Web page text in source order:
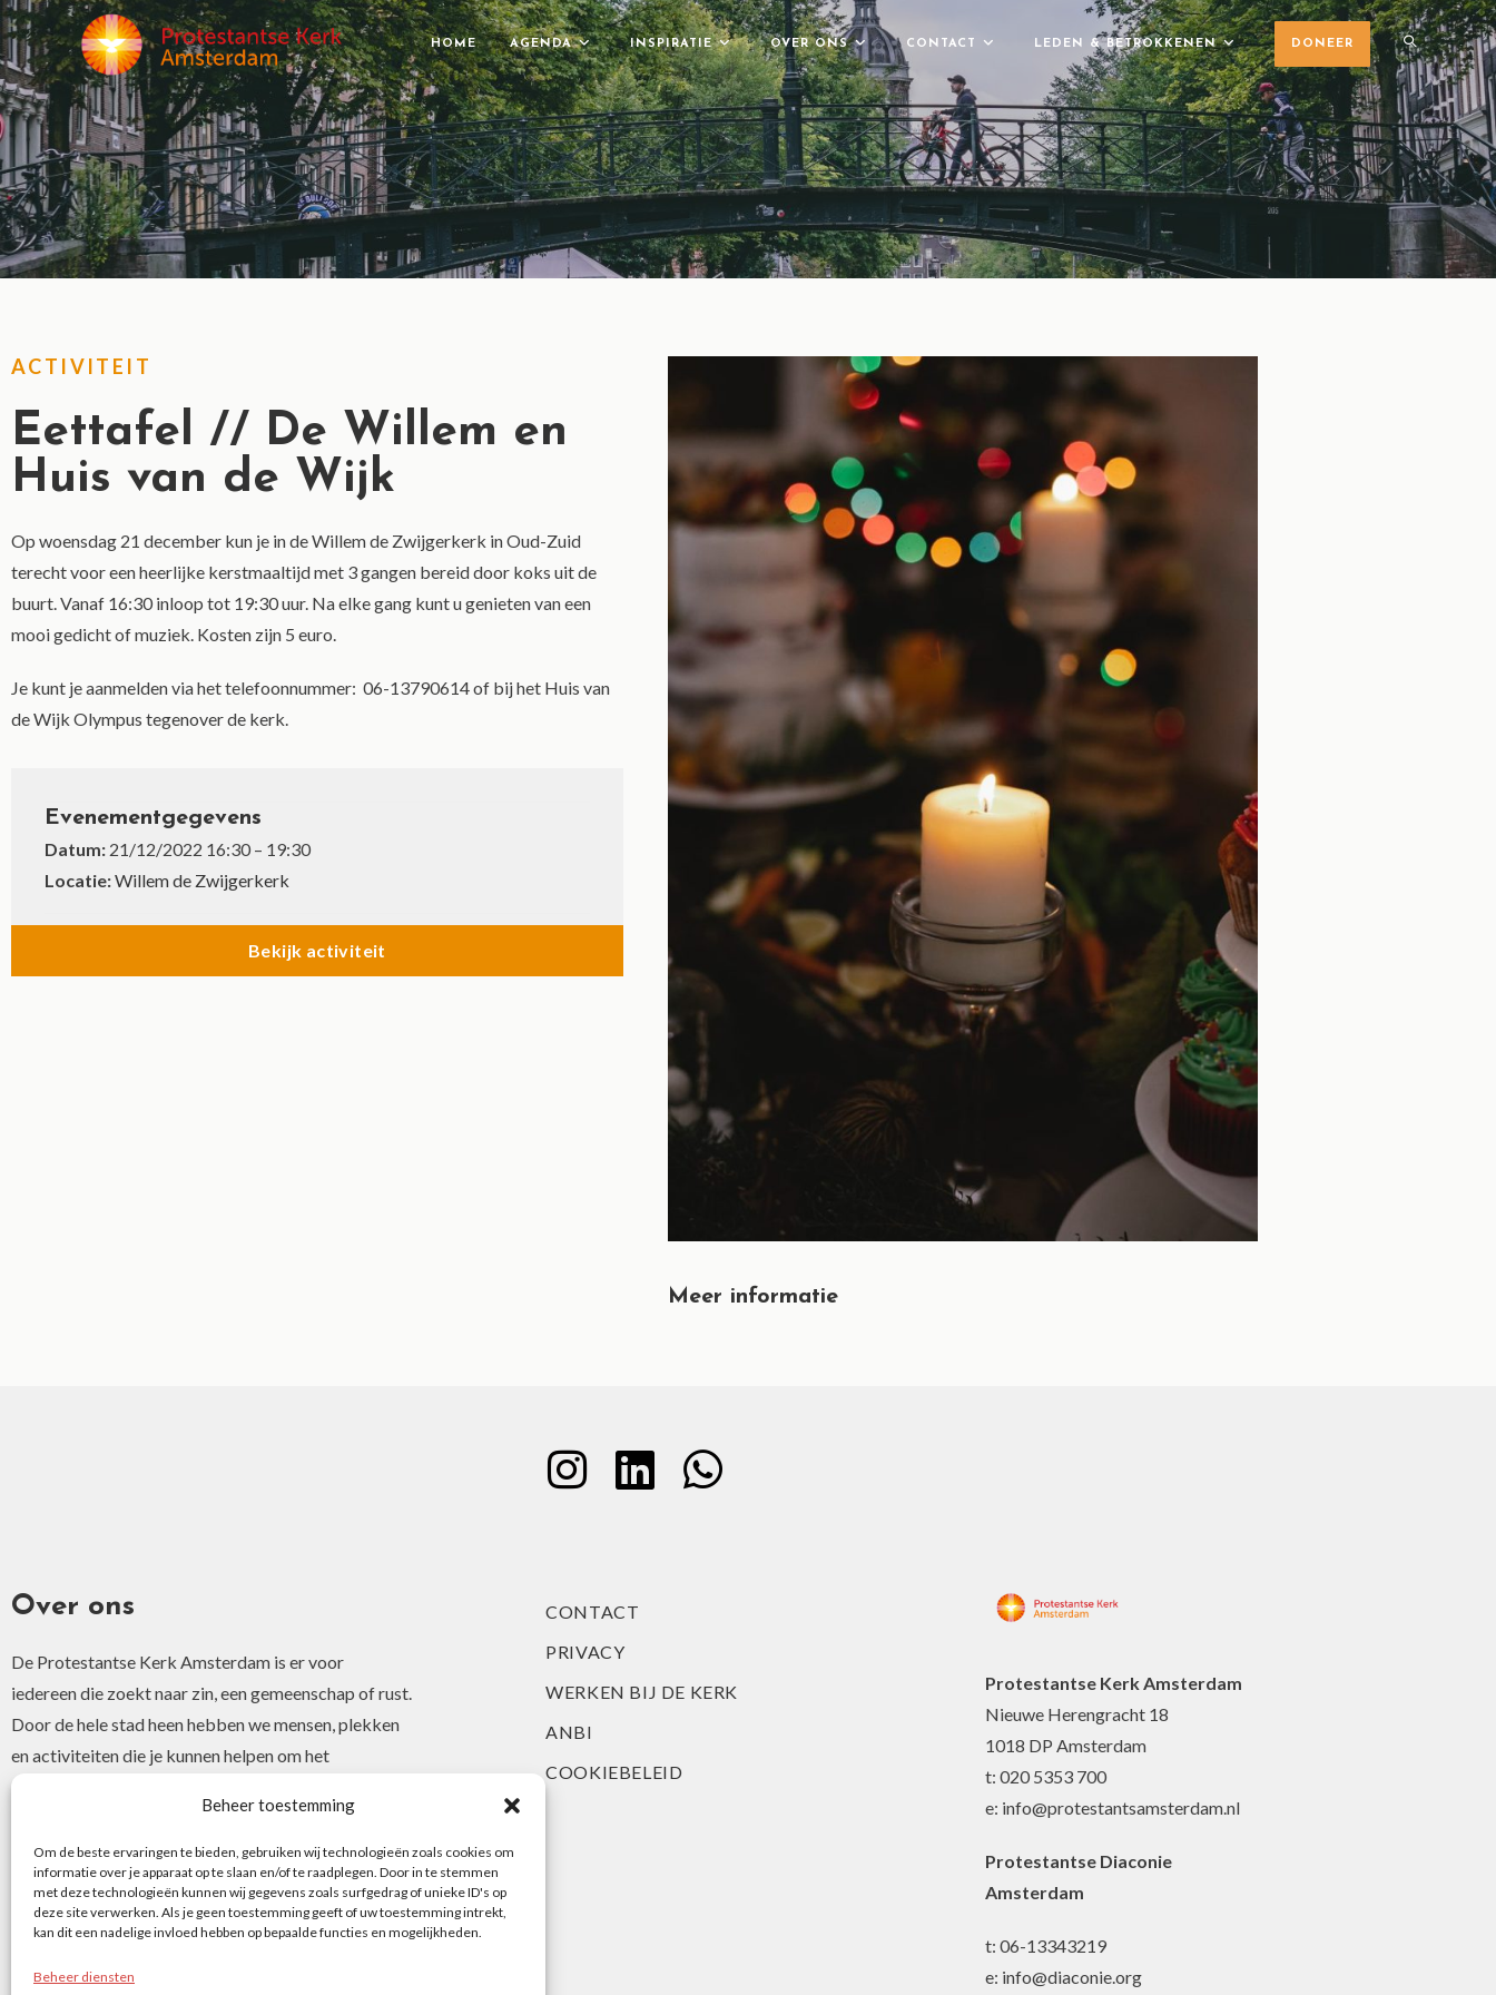
Beheer toestemming
Om de beste ervaringen te bieden, gebruiken wij technologieën zoals cookies om
informatie over je apparaat op te slaan en/of te raadplegen. Door in te stemmen
met deze technologieën kunnen wij gegevens zoals surfgedrag of unieke ID's op
deze site verwerken. Als je geen toestemming geeft of uw toestemming intrekt,
kan dit een nadelige invloed hebben op bepaalde functies en mogelijkheden.
Beheer diensten
HOME AGENDA INSPIRATIE OVER ONS CONTACT LEDEN & BETROKKENEN DONEER
ACTIVITEIT
Eettafel // De Willem en
Huis van de Wijk
Op woensdag 21 december kun je in de Willem de Zwijgerkerk in Oud-Zuid
terecht voor een heerlijke kerstmaaltijd met 3 gangen bereid door koks uit de
buurt. Vanaf 16:30 inloop tot 19:30 uur. Na elke gang kunt u genieten van een
mooi gedicht of muziek. Kosten zijn 5 euro.
Je kunt je aanmelden via het telefoonnummer: 06-13790614 of bij het Huis van
de Wijk Olympus tegenover de kerk.
Evenementgegevens
Datum: 21/12/2022 16:30 – 19:30
Locatie:Willem de Zwijgerkerk
Bekijk activiteit
Meer informatie
Over ons
De Protestantse Kerk Amsterdam is er voor
iedereen die zoekt naar zin, een gemeenschap of rust.
Door de hele stad heen hebben we mensen, plekken
en activiteiten die je kunnen helpen om het
christelijke geloof of je interesse hierin te ontdekken.
CONTACT
PRIVACY
WERKEN BIJ DE KERK
ANBI
COOKIEBELEID
Protestantse Kerk Amsterdam
Nieuwe Herengracht 18
1018 DP Amsterdam
t: 020 5353 700
e: info@protestantsamsterdam.nl
Protestantse Diaconie
Amsterdam
t: 06-13343219
e: info@diaconie.org